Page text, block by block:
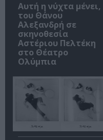
Αυτή η νύχτα μένει,
του Θάνου
Αλεξανδρή σε
σκηνοθεσία
Αστέριου Πελτέκη
στο Θέατρο
Ολύμπια